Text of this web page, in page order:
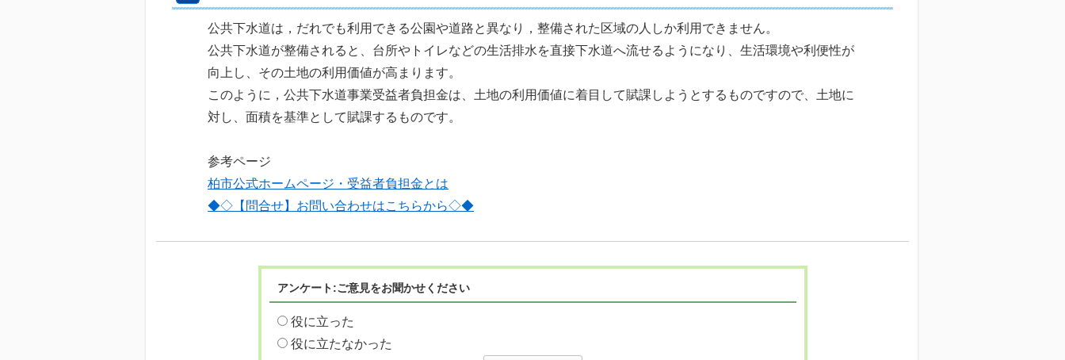
公共下水道は，だれでも利用できる公園や道路と異なり，整備された区域の人しか利用できません。
公共下水道が整備されると、台所やトイレなどの生活排水を直接下水道へ流せるようになり、生活環境や利便性が
向上し、その土地の利用価値が高まります。
このように，公共下水道事業受益者負担金は、土地の利用価値に着目して賦課しようとするものですので、土地に
対し、面積を基準として賦課するものです。
参考ページ
柏市公式ホームページ・受益者負担金とは
◆◇【問合せ】お問い合わせはこちらから◇◆
アンケート:ご意見をお聞かせください
役に立った
役に立たなかった